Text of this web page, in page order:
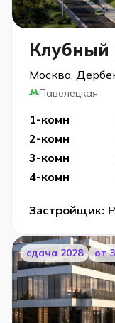
Клубный
Москва,
Павелецкая
1-комн
2-комн
3-комн
4-комн
Застройщик:
cдача 2028 от